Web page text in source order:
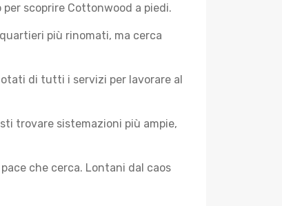
scoprire Cottonwood a piedi.
più rinomati, ma cerca
di tutti i servizi per lavorare al
trovare sistemazioni più ampie,
che cerca. Lontani dal caos